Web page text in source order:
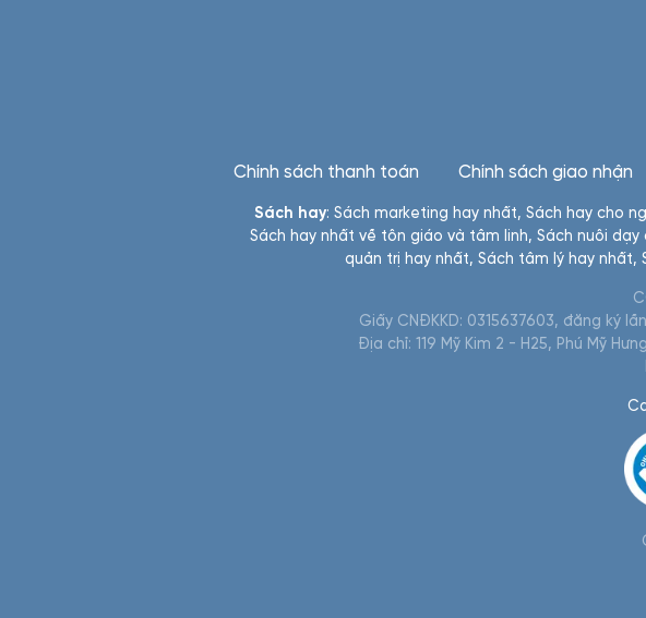
Chính sách thanh toán Chính sách giao nhận
Sách hay: Sách marketing hay nhất, Sách hay cho
Sách hay nhất về tôn giáo và tâm linh, Sách nuôi dạy
quản trị hay nhất, Sách tâm lý hay nhất,
Giấy CNĐKKD: 0315637603, đăng ký
Địa chỉ: 119 Mỹ Kim 2 - H25, Phú Mỹ